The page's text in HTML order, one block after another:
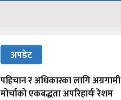
अपडेट
पहिचान र अधिकारका लागि अग्रगामी
मोर्चाको एकबद्धता अपरिहार्यः रेशम